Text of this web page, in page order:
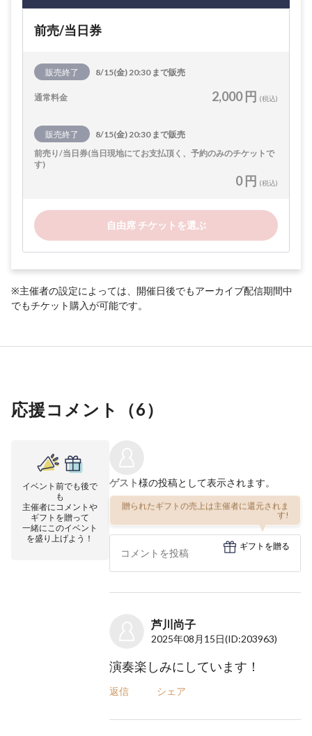
前売/当日券
販売終了 8/15(金) 20:30 まで販売
通常料金 2,000 円 (税込)
販売終了
8/15(金) 20:30 まで販売
前売り/当日券(当日現地にてお支払頂く、予約のみのチケットで
す)
0 円 (税込)
自由席 チケットを選ぶ
※主催者の設定によっては、開催日後でもアーカイブ配信期間中
でもチケット購入が可能です。
応援コメント（6）
イベント前でも後で
も
主催者にコメントや
ギフトを贈って
一緒にこのイベント
を盛り上げよう！
ゲスト様の投稿として表示されます。
贈られたギフトの売上は主催者に還元されま
す!
ギフトを贈る
芦川尚子
2025年08月15日(ID:203963)
演奏楽しみにしています！
返信 シェア